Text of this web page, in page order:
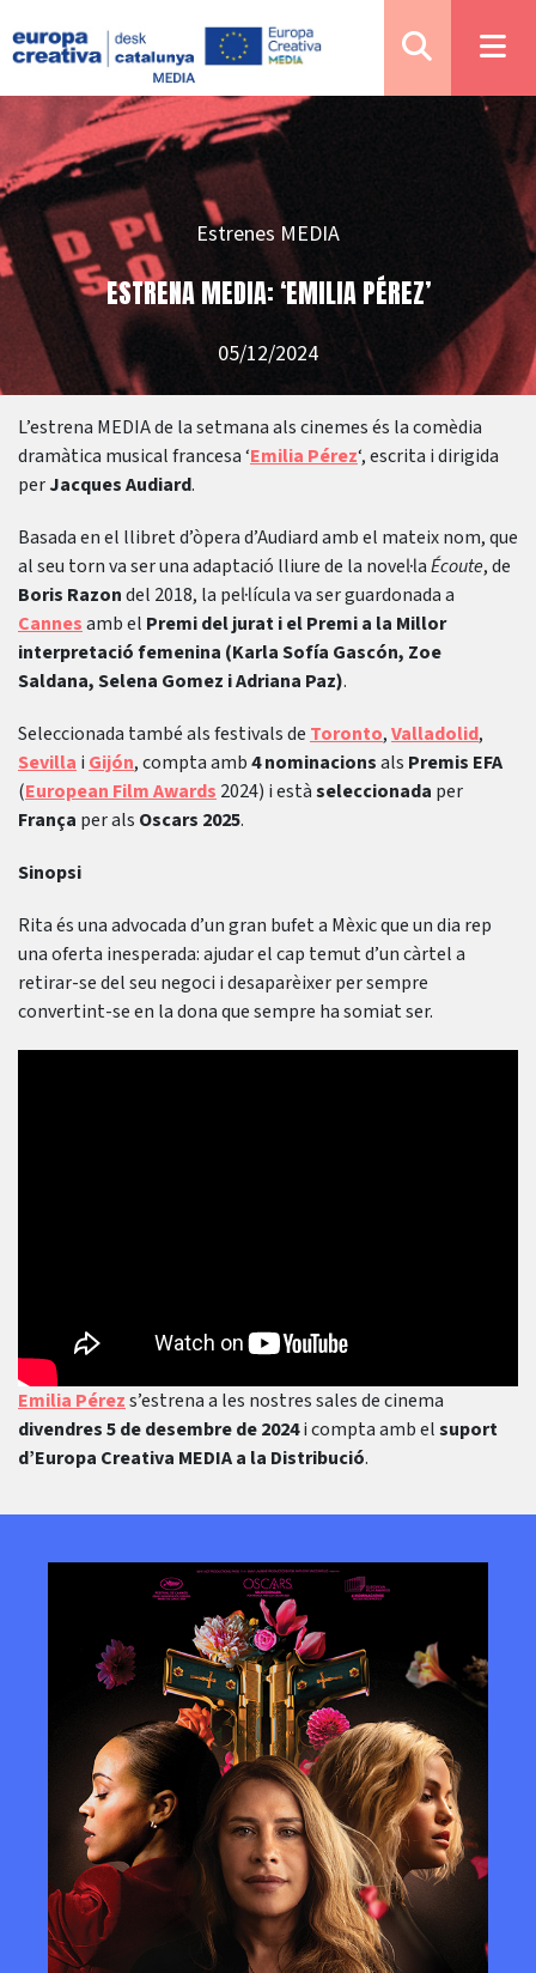
Estrenes MEDIA
ESTRENA MEDIA: ‘EMILIA PÉREZ’
05/12/2024
L’estrena MEDIA de la setmana als cinemes és la comèdia
dramàtica musical francesa ‘Emilia Pérez‘, escrita i dirigida
perJacques Audiard.
Basada en el llibret d’òpera d’Audiard amb el mateix nom, que
al seu torn va ser una adaptació lliure de la novel·laÉcoute, de
Boris Razondel 2018, la pel·lícula va ser guardonada a
Cannesamb el Premi del jurat i el Premi a la Millor
interpretació femenina (Karla Sofía Gascón, Zoe
Saldana, Selena Gomez i Adriana Paz).
Seleccionada també als festivals de Toronto,Valladolid,
Sevilla i Gijón, compta amb4 nominacionsals Premis EFA
(European Film Awards 2024) i estàseleccionada per
França per als Oscars 2025.
Sinopsi
Rita és una advocada d’un gran bufet a Mèxic que un dia rep
una oferta inesperada: ajudar el cap temut d’un càrtel a
retirar-se del seu negoci i desaparèixer per sempre
convertint-se en la dona que sempre ha somiat ser.
Emilia Pérezs’estrena a les nostres sales de cinema
divendres 5 de desembre de 2024i compta amb elsuport
d’Europa Creativa MEDIA a la Distribució.